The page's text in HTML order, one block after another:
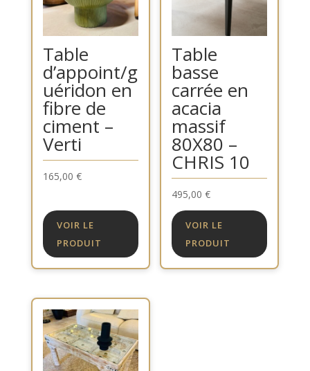
Table
d’appoint/g
uéridon en
fibre de
ciment –
Verti
165,00 €
VOIR LE
PRODUIT
Table
basse
carrée en
acacia
massif
80X80 –
CHRIS 10
495,00€
VOIR LE
PRODUIT